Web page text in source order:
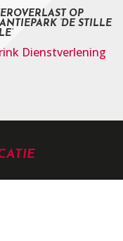
OP
‘DE STILLE
Dienstverlening